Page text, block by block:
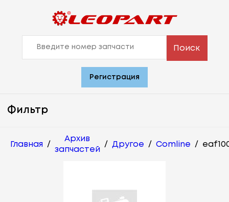
Поиск
Регистрация
Фильтр
Главная /
Архив
запчастей
/ Другое / Comline /